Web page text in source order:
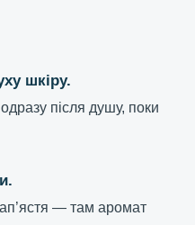
шкіру.
після душу, поки
— там аромат